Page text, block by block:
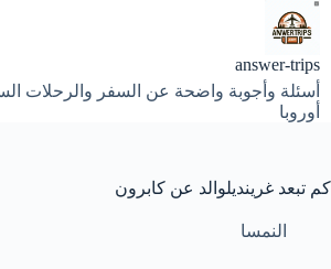
التجاوز
إلى
answer-trips
أسئلة وأجوبة واضحة عن السفر والرحلات
أوروبا
كم تبعد غرينديلوالد عن كابرون
النمسا